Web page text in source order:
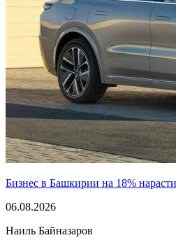
Бизнес в Башкирии на 18%
06.08.2026
Наиль Байназаров